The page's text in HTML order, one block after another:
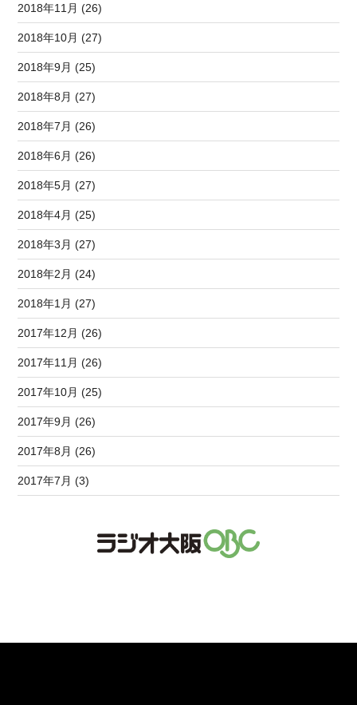
2018年11月 (26)
2018年10月 (27)
2018年9月 (25)
2018年8月 (27)
2018年7月 (26)
2018年6月 (26)
2018年5月 (27)
2018年4月 (25)
2018年3月 (27)
2018年2月 (24)
2018年1月 (27)
2017年12月 (26)
2017年11月 (26)
2017年10月 (25)
2017年9月 (26)
2017年8月 (26)
2017年7月 (3)